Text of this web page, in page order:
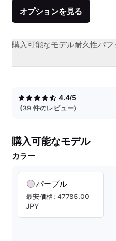
オプションを見る
購入可能なモデル耐久性パフ
4.4/5
(39 件のレビュー)
購入可能なモデル
カラー
パープル
最安価格: 47785.00
JPY